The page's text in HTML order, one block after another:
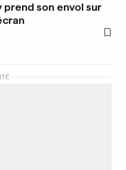
prend son envol sur